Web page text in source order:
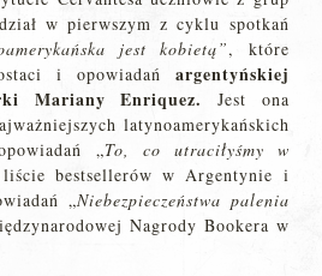
w pierwszym z cyklu spotkań
jest kobietą”, które
i opowiadań argentyńskiej
Mariany Enriquez.
Jest ona
latynoamerykańskich
„To, co utraciłyśmy w
bestsellerów w Argentynie i
„Niebezpieczeństwa palenia
Nagrody Bookera w